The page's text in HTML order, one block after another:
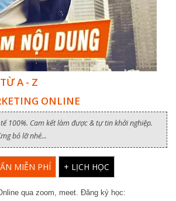
A - Z
ONLINE
100%. Cam kết làm được & tự tin khởi nghiệp.
bỏ lỡ nhé...
MIỄN PHÍ + LỊCH HỌC
qua zoom, meet. Đăng ký học: